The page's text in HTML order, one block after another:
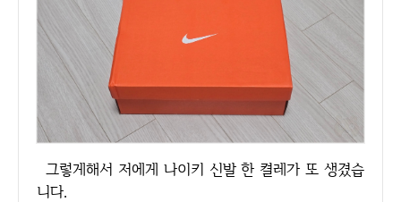
그렇게해서 저에게 나이키 신발 한 켤레가 또 생겼습
니다.